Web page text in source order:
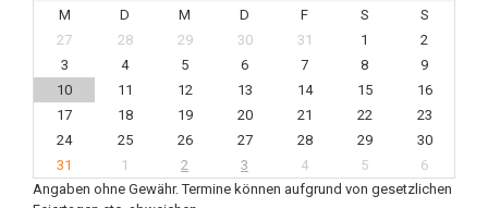
M
D M D F S
S
27
28 29 30 31 1
2
3
4 5 6 7 8
9
10
11 12 13 14 15
16
17
18 19 20 21 22
23
24
25 26 27 28 29
30
31
1 2 3 4 5
6
Angaben ohne Gewähr. Termine können aufgrund von gesetzlichen